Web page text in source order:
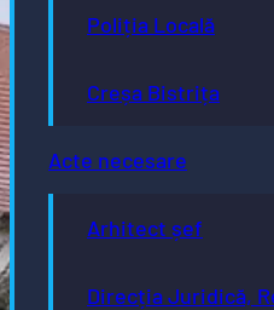
Poliția Locală
Creșa Bistrița
Acte necesare
Arhitect șef
Direcția Juridică,